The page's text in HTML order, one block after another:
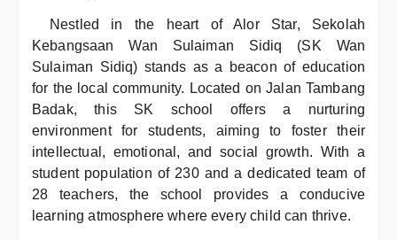
Nestled in the heart of Alor Star, Sekolah
Kebangsaan Wan Sulaiman Sidiq (SK Wan
Sulaiman Sidiq) stands as a beacon of education
for the local community. Located on Jalan Tambang
Badak, this SK school offers a nurturing
environment for students, aiming to foster their
intellectual, emotional, and social growth. With a
student population of 230 and a dedicated team of
28 teachers, the school provides a conducive
learning atmosphere where every child can thrive.